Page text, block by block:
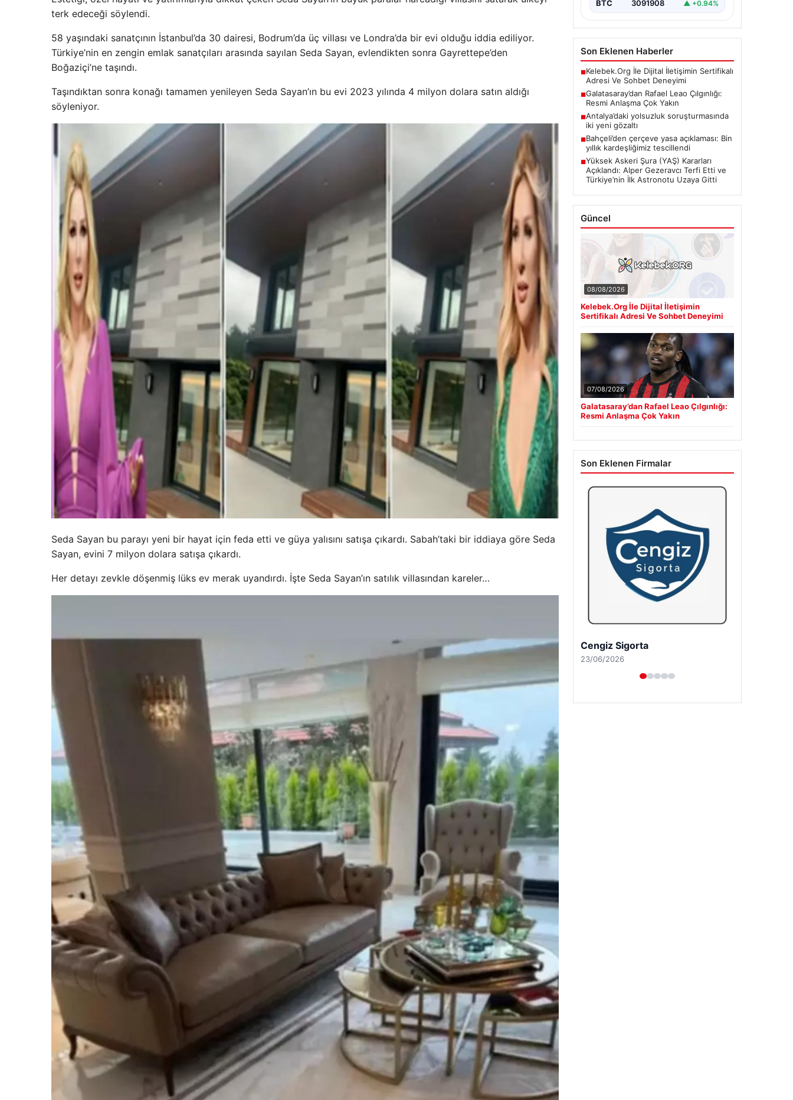
terk edeceği söylendi.
58 yaşındaki sanatçının İstanbul’da 30 dairesi, Bodrum’da üç villası ve Londra’da bir evi olduğu iddia ediliyor.
Türkiye’nin en zengin emlak sanatçıları arasında sayılan Seda Sayan, evlendikten sonra Gayrettepe’den
Boğaziçi’ne taşındı.
Taşındıktan sonra konağı tamamen yenileyen Seda Sayan’ın bu evi 2023 yılında 4 milyon dolara satın aldığı
söyleniyor.
Seda Sayan bu parayı yeni bir hayat için feda etti ve güya yalısını satışa çıkardı. Sabah’taki bir iddiaya göre Seda
Sayan, evini 7 milyon dolara satışa çıkardı.
Her detayı zevkle döşenmiş lüks ev merak uyandırdı. İşte Seda Sayan’ın satılık villasından kareler…
BTC 3091908 ▲ +0.94%
Son Eklenen Haberler
■Kelebek.Org İle Dijital İletişimin Sertifikalı
Adresi Ve Sohbet Deneyimi
■Galatasaray’dan Rafael Leao Çılgınlığı:
Resmi Anlaşma Çok Yakın
■Antalya’daki yolsuzluk soruşturmasında
iki yeni gözaltı
■Bahçeli’den çerçeve yasa açıklaması: Bin
yıllık kardeşliğimiz tescillendi
■Yüksek Askeri Şura (YAŞ) Kararları
Açıklandı: Alper Gezeravcı Terfi Etti ve
Türkiye’nin İlk Astronotu Uzaya Gitti
Güncel
08/08/2026
Kelebek.Org İle Dijital İletişimin
Sertifikalı Adresi Ve Sohbet Deneyimi
07/08/2026
Galatasaray’dan Rafael Leao Çılgınlığı:
Resmi Anlaşma Çok Yakın
Son Eklenen Firmalar
Hastaş Beton
26/05/2026